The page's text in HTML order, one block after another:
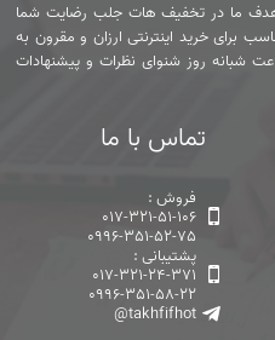
ما در تخفیف هات جلب رضایت شما
برای خرید اینترنتی ارزان و مقرون به
شبانه روز شنوای نظرات و پیشنهادات
تماس با ما
فروش :
017-321-51-106
0996-351-52-75
پشتیبانی :
017-321-24-371
0996-351-58-22
@takhfifhot